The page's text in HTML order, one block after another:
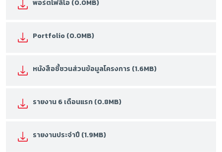
พอร์ตโฟลิโอ (0.0MB)
Portfolio (0.0MB)
หนังสือชี้ชวนส่วนข้อมูลโครงการ (1.6MB)
รายงาน 6 เดือนแรก (0.8MB)
รายงานประจำปี (1.9MB)